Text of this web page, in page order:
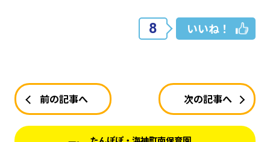
8 いいね！
前の記事へ 次の記事へ